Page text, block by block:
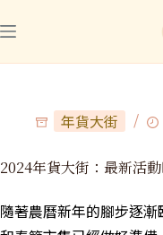
年貨大街
2024年貨大街：最新活
隨著農曆新年的腳步逐